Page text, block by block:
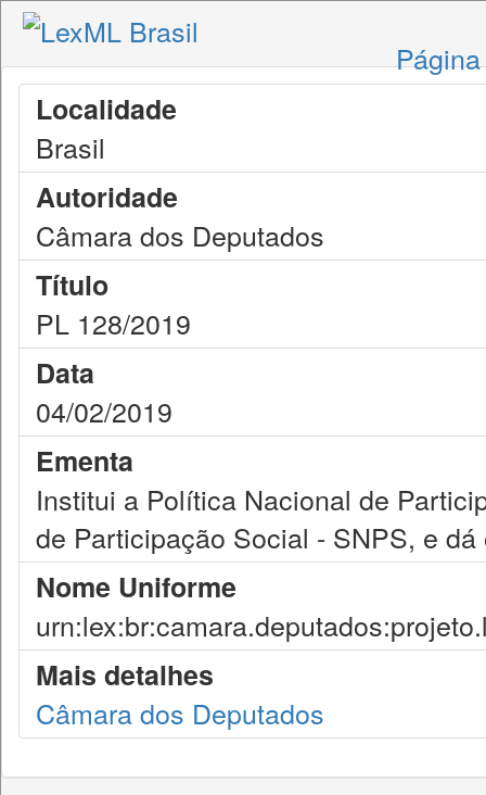
Localidade
Brasil
Autoridade
Câmara dos Deputados
Título
PL 128/2019
Data
04/02/2019
Ementa
Institui a Política Nacional de
de Participação Social - SNPS, e
Nome Uniforme
Mais detalhes
Câmara dos Deputados